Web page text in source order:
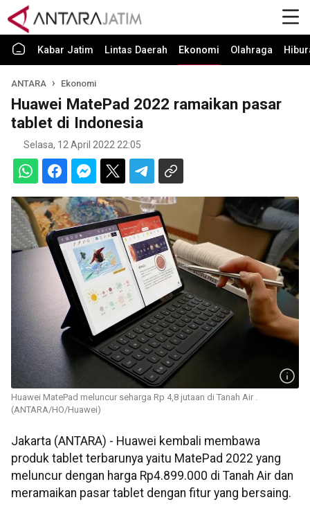
Kabar Jatim Lintas Daerah Ekonomi Olahraga
ANTARA Ekonomi
Huawei MatePad 2022 ramaikan pasar
tablet di Indonesia
Selasa, 12 April 2022 22:05
Huawei MatePad meluncur seharga Rp 4,8 jutaan di Tanah Air .
(ANTARA/HO/Huawei)
Jakarta (ANTARA) - Huawei kembali membawa
produk tablet terbarunya yaitu MatePad 2022 yang
meluncur dengan harga Rp4.899.000 di Tanah Air dan
meramaikan pasar tablet dengan fitur yang bersaing.